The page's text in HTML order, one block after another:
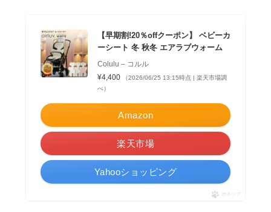
【早期割!20％offクーポン】 ベビーカ
ーシート 冬 秋冬 エアラブウォーム
Colulu – コルル
¥4,400
（2026/06/25 13:15時点 | 楽天市場調
べ）
Amazon
楽天市場
Yahooショッピング
ポチップ